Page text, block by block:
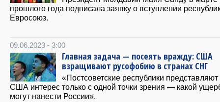
прошлого года подписала заявку о вступлении
Евросоюз.
09.06.2023 - 3:00
Главная задача — посеять вражду: США
взращивают русофобию в странах СНГ
«Постсоветские республики
США интерес только с одной точки зрения — какой
могут нанести России».